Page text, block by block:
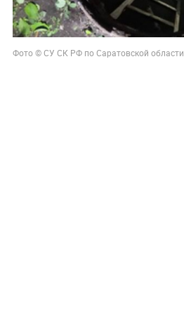
Фото © СУ СК РФ по Саратовской области